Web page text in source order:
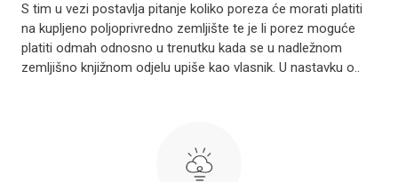
S tim u vezi postavlja pitanje koliko poreza će morati platiti
na kupljeno poljoprivredno zemljište te je li porez moguće
platiti odmah odnosno u trenutku kada se u nadležnom
zemljišno knjižnom odjelu upiše kao vlasnik. U nastavku o..